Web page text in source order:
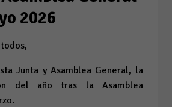
2026
Junta y Asamblea General, la
del año tras la Asamblea